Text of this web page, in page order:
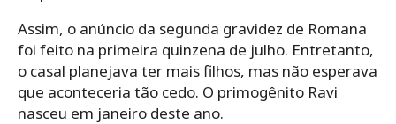
Assim, o anúncio da segunda gravidez de Romana
foi feito na primeira quinzena de julho. Entretanto,
o casal planejava ter mais filhos, mas não esperava
que aconteceria tão cedo. O primogênito Ravi
nasceu em janeiro deste ano.